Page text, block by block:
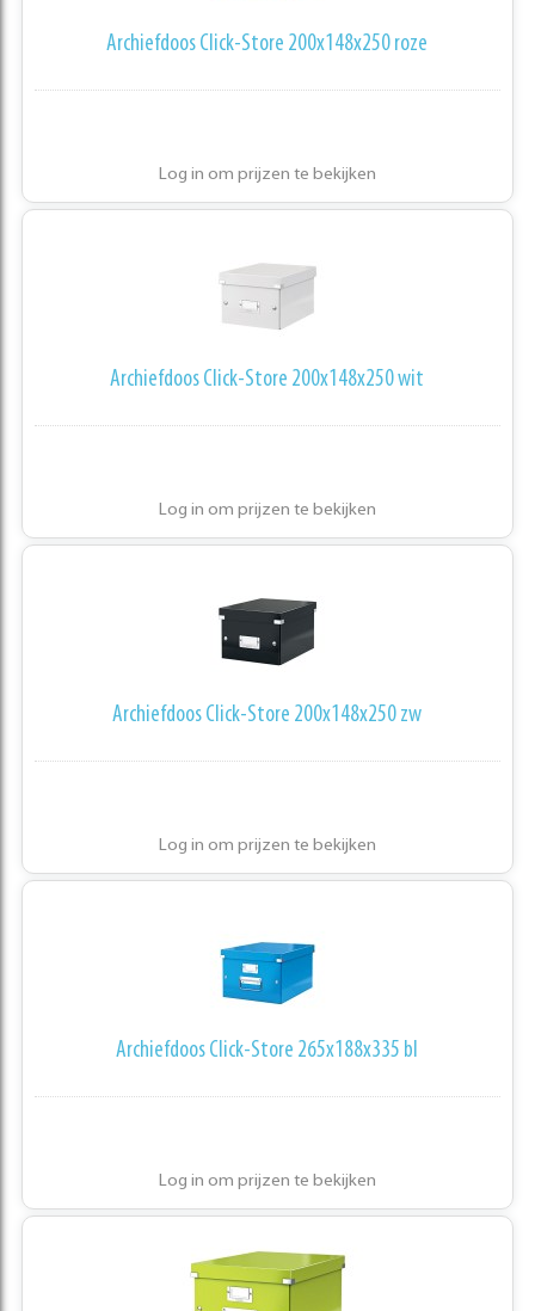
Archiefdoos Click-Store 200x148x250 roze
Log in om prijzen te bekijken
Archiefdoos Click-Store 200x148x250 wit
Log in om prijzen te bekijken
Archiefdoos Click-Store 200x148x250 zw
Log in om prijzen te bekijken
Archiefdoos Click-Store 265x188x335 bl
Log in om prijzen te bekijken